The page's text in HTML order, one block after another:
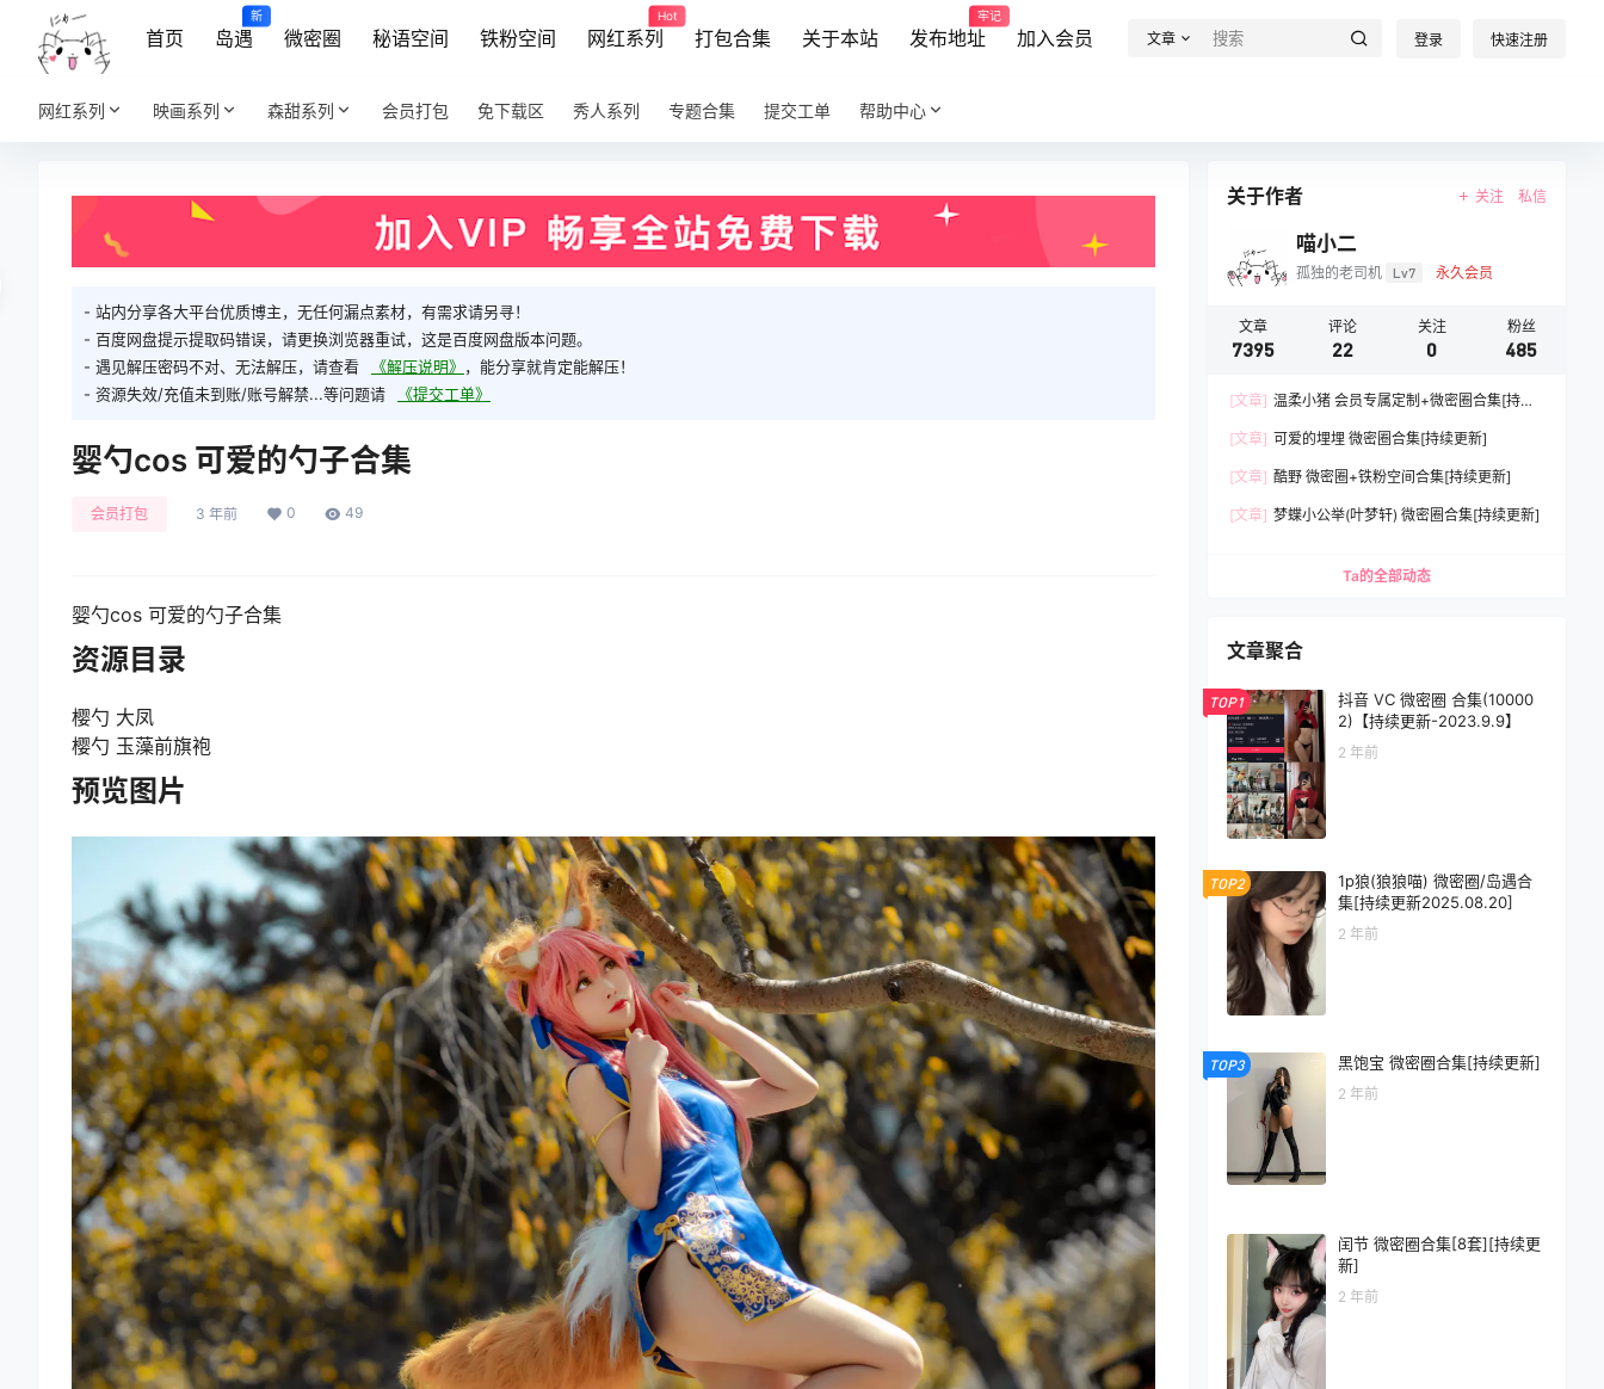
首页 岛遇
新
微密圈 秘语空间 铁粉空间 网红系列
Hot
打包合集 关于本站 发布地址
牢记
加入会员 文章 登录 快速注册
网红系列 映画系列 森甜系列 会员打包 免下载区 秀人系列 专题合集 提交工单 帮助中心
- 站内分享各大平台优质博主，无任何漏点素材，有需求请另寻！
- 百度网盘提示提取码错误，请更换浏览器重试，这是百度网盘版本问题。
- 遇见解压密码不对、无法解压，请查看
《解压说明》 ，能分享就肯定能解压！
- 资源失效/充值未到账/账号解禁...等问题请
《提交工单》
婴勺cos 可爱的勺子合集
会员打包 3 年前 0 49
婴勺cos 可爱的勺子合集
资源目录
樱勺 大凤
樱勺 玉藻前旗袍
预览图片
关于作者 关注 私信
喵小二
孤独的老司机 Lv7 永久会员
文章
7395
评论
22
关注
0
粉丝
485
[文章] 温柔小猪 会员专属定制+微密圈合集[持续
[文章] 可爱的埋埋 微密圈合集[持续更新]
[文章] 酷野 微密圈+铁粉空间合集[持续更新]
[文章] 梦蝶小公举(叶梦轩) 微密圈合集[持续更新]
Ta的全部动态
文章聚合
TOP1
抖音 VC 微密圈 合集(10000
2)【持续更新-2023.9.9】
2 年前
TOP2
1p狼(狼狼喵) 微密圈/岛遇合
集[持续更新2025.08.20]
2 年前
TOP3 黑饱宝 微密圈合集[持续更新]
2 年前
闰节 微密圈合集[8套][持续更
新]
2 年前